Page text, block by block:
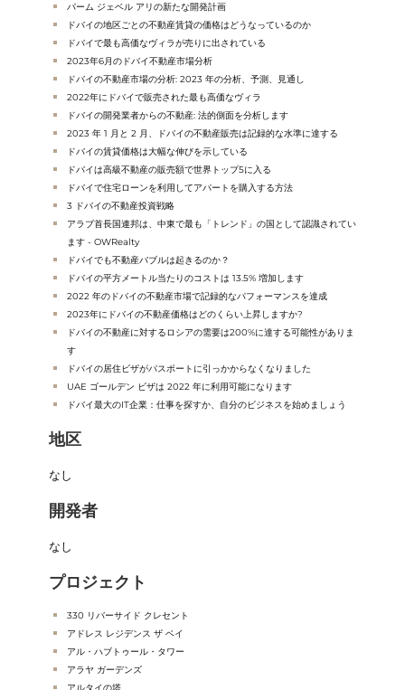
パーム ジェベル アリの新たな開発計画
ドバイの地区ごとの不動産賃貸の価格はどうなっているのか
ドバイで最も高価なヴィラが売りに出されている
2023年6月のドバイ不動産市場分析
ドバイの不動産市場の分析: 2023 年の分析、予測、見通し
2022年にドバイで販売された最も高価なヴィラ
ドバイの開発業者からの不動産: 法的側面を分析します
2023 年 1 月と 2 月、ドバイの不動産販売は記録的な水準に達する
ドバイの賃貸価格は大幅な伸びを示している
ドバイは高級不動産の販売額で世界トップ5に入る
ドバイで住宅ローンを利用してアパートを購入する方法
3 ドバイの不動産投資戦略
アラブ首長国連邦は、中東で最も「トレンド」の国として認識されてい
ます - OWRealty
ドバイでも不動産バブルは起きるのか？
ドバイの平方メートル当たりのコストは 13.5% 増加します
2022 年のドバイの不動産市場で記録的なパフォーマンスを達成
2023年にドバイの不動産価格はどのくらい上昇しますか?
ドバイの不動産に対するロシアの需要は200%に達する可能性がありま
す
ドバイの居住ビザがパスポートに引っかからなくなりました
UAE ゴールデン ビザは 2022 年に利用可能になります
ドバイ最大のIT企業：仕事を探すか、自分のビジネスを始めましょう
地区
なし
開発者
なし
プロジェクト
330 リバーサイド クレセント
アドレス レジデンス ザ ベイ
アル・ハブトゥール・タワー
アラヤ ガーデンズ